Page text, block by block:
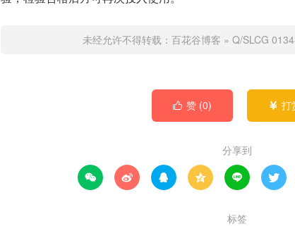
未经允许不得转载： 百花谷博客 » Q/SLCG
 赞 (0)  打
分享到
     
标签